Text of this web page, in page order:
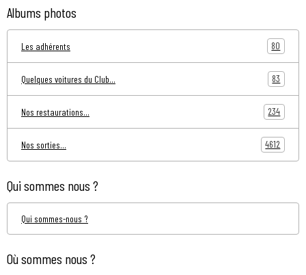
Albums photos
Les adhérents 80
Quelques voitures du Club... 83
Nos restaurations... 234
Nos sorties... 4612
Qui sommes nous ?
Qui sommes-nous ?
Où sommes nous ?